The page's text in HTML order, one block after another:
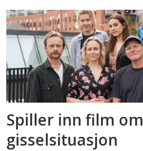
Spiller inn film om
gisselsituasjon